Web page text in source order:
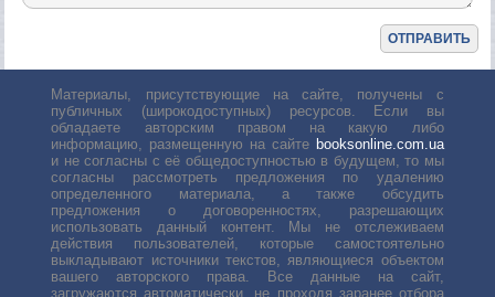
Материалы, присутствующие на сайте, получены с
публичных (широкодоступных) ресурсов. Если вы
обладаете авторским правом на какую либо
информацию, размещенную на сайте booksonline.com.ua
и не согласны с её общедоступностью в будущем, то мы
согласны рассмотреть предложения по удалению
определенного материала, а также обсудить
предложения о договоренностях, разрешающих
использовать данный контент. Мы не отслеживаем
действия пользователей, которые самостоятельно
выкладывают источники текстов, являющиеся объектом
вашего авторского права. Все данные на сайт,
загружаются автоматически, не проходя заранее отбора